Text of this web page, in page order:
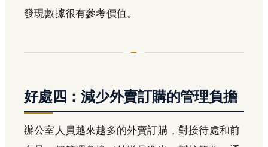
發現數據很有參考價值。
好處四：減少外賣訂購的管理負擔
辦公室人員越來越多的外賣訂購，對接待處和前